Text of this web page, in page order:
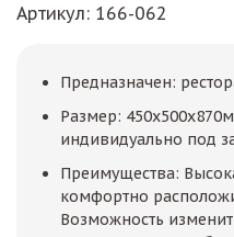
Артикул: 166-062
Предназначен:
Размер:
индивидуально под
Преимущества:
комфортно
Возможность